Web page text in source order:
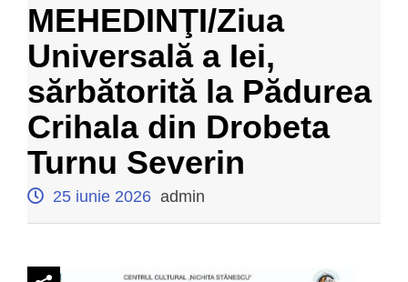
MEHEDINŢI/Ziua
Universală a Iei,
sărbătorită la Pădurea
Crihala din Drobeta
Turnu Severin
25 iunie 2026 admin